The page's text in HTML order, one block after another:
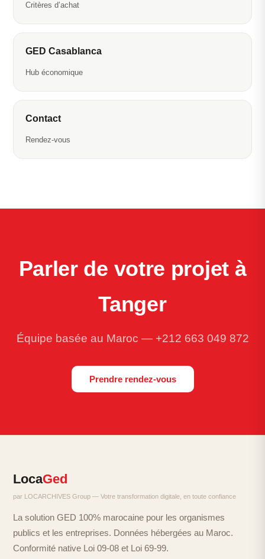
Critères d’achat
GED Casablanca
Hub économique
Contact
Rendez-vous
Parler de votre projet à
Tanger
Équipe basée au Maroc — +212 663 049 872
Prendre rendez-vous
LocaGed
par LOCARCHIVES Group — Votre transformation digitale, en toute confiance
La solution GED 100% marocaine pour les organismes
publics et les entreprises. Données hébergées au Maroc.
Conformité native Loi 09-08 et Loi 69-99.